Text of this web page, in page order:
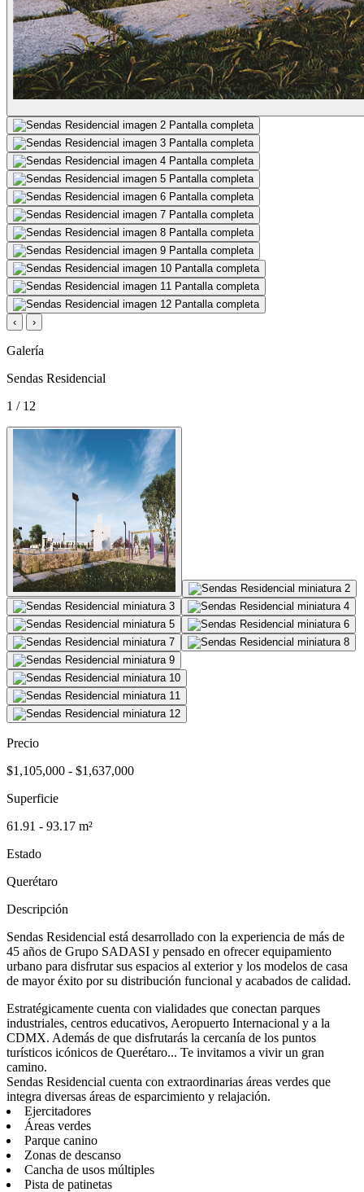
Pantalla completa
Pantalla completa
Pantalla completa
Pantalla completa
Pantalla completa
Pantalla completa
Pantalla completa
Pantalla completa
Pantalla completa
Pantalla completa
Pantalla completa
‹
›
Galería
Sendas Residencial
1 / 12
Precio
$1,105,000 - $1,637,000
Superficie
61.91 - 93.17 m²
Estado
Querétaro
Descripción
Sendas Residencial está desarrollado con la experiencia de más de
45 años de Grupo SADASI y pensado en ofrecer equipamiento
urbano para disfrutar sus espacios al exterior y los modelos de casa
de mayor éxito por su distribución funcional y acabados de calidad.
Estratégicamente cuenta con vialidades que conectan parques
industriales, centros educativos, Aeropuerto Internacional y a la
CDMX. Además de que disfrutarás la cercanía de los puntos
turísticos icónicos de Querétaro... Te invitamos a vivir un gran
camino.
Sendas Residencial cuenta con extraordinarias áreas verdes que
integra diversas áreas de esparcimiento y relajación.
Ejercitadores
Áreas verdes
Parque canino
Zonas de descanso
Cancha de usos múltiples
Pista de patinetas